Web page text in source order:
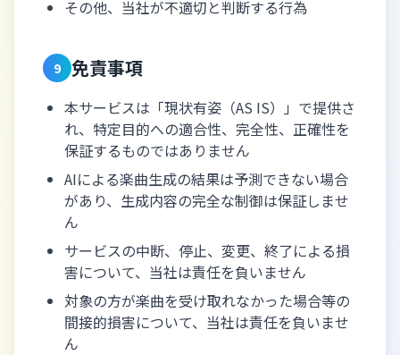
その他、当社が不適切と判断する行為
9 免責事項
本サービスは「現状有姿（AS IS）」で提供さ
れ、特定目的への適合性、完全性、正確性を
保証するものではありません
AIによる楽曲生成の結果は予測できない場合
があり、生成内容の完全な制御は保証しませ
ん
サービスの中断、停止、変更、終了による損
害について、当社は責任を負いません
対象の方が楽曲を受け取れなかった場合等の
間接的損害について、当社は責任を負いませ
ん